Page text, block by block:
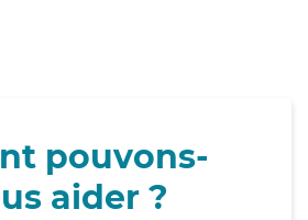
pouvons-
aider ?